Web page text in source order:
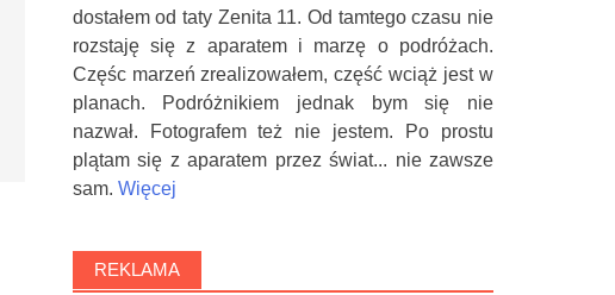
dostałem od taty Zenita 11. Od tamtego czasu nie
rozstaję się z aparatem i marzę o podróżach.
Częśc marzeń zrealizowałem, część wciąż jest w
planach. Podróżnikiem jednak bym się nie
nazwał. Fotografem też nie jestem. Po prostu
plątam się z aparatem przez świat... nie zawsze
sam. Więcej
REKLAMA